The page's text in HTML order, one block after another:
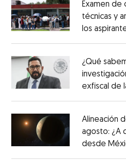
Examen de
técnicas y
los
¿Qué
exfiscal de
Alineación
agosto: ¿A
desde